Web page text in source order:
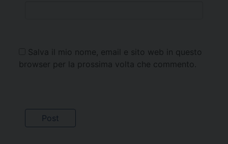
Salva il mio nome, email e sito web in questo
browser per la prossima volta che commento.